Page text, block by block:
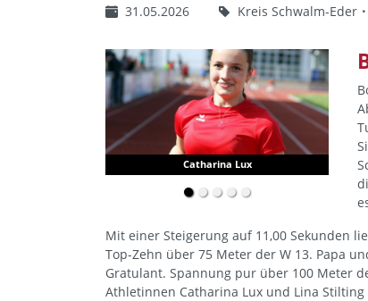
31.05.2026 Kreis Schwalm-Eder
Catharina Lux
Mit einer Steigerung auf 11,00 Sekunden
Top-Zehn über 75 Meter der W 13. Papa
Gratulant. Spannung pur über 100 Meter
Athletinnen Catharina Lux und Lina